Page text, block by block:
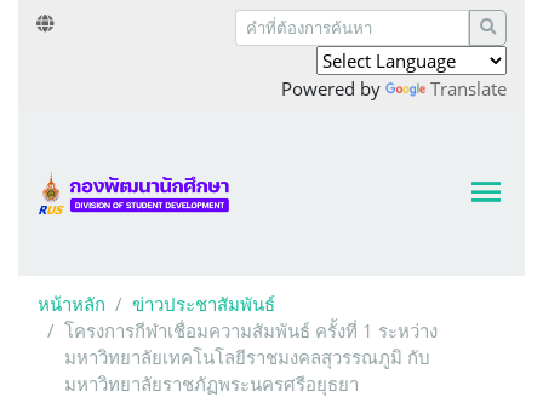
Powered by Translate
หน้าหลัก
ข่าวประชาสัมพันธ์
โครงการกีฬาเชื่อมความสัมพันธ์ ครั้งที่ 1 ระหว่าง
มหาวิทยาลัยเทคโนโลยีราชมงคลสุวรรณภูมิ กับ
มหาวิทยาลัยราชภัฏพระนครศรีอยุธยา